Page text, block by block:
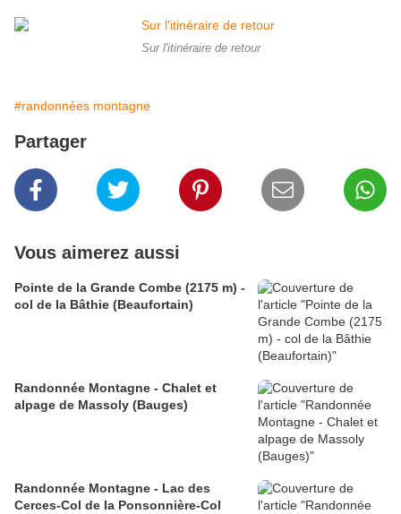
Sur l'itinéraire de retour
#randonnées montagne
Partager
Vous aimerez aussi
Pointe de la Grande Combe (2175 m) -
col de la Bâthie (Beaufortain)
Randonnée Montagne - Chalet et
alpage de Massoly (Bauges)
Randonnée Montagne - Lac des
Cerces-Col de la Ponsonnière-Col